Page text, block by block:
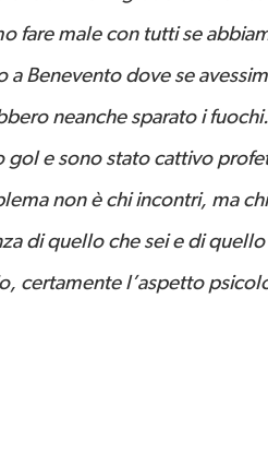
fare male con tutti se
a Benevento dove se
neanche sparato i
gol e sono stato cattivo
non è chi incontri, ma
di quello che sei e di
certamente l’aspetto